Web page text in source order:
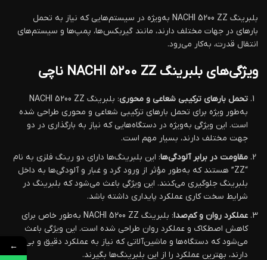
بلبرینگ NACHI 5200 ZZ به‌ویژه در سیستم‌هایی که نیاز به تحمل
بارهای در جهات مختلف دارند، مانند گیربکس‌ها، پمپ‌ها و سیستم‌های
انتقال قدرت، به‌کار می‌رود.
ویژگی‌های بلبرینگ NACHI 5200 ZZ ناچی
تحمل بارهای ترکیبی شعاعی و محوری
: بلبرینگ NACHI 5200 ZZ
به‌طور ویژه برای تحمل بارهای ترکیبی شعاعی و محوری طراحی شده
است. این ویژگی به‌ویژه در دستگاه‌هایی که نیاز به بارگذاری در دو
جهت مختلف دارند، بسیار مهم است.
مقاومت در برابر آلودگی‌ها: این بلبرینگ‌ها دارای دو رینگ فلزی به نام
“ZZ” هستند که به‌طور مؤثر از ورود گرد و غبار و آلودگی‌ها به داخل
بلبرینگ جلوگیری می‌کنند. این ویژگی باعث می‌شود که بلبرینگ در
شرایط سخت کاری عملکرد پایداری داشته باشد.
عملکرد روان و کم‌صدا
: بلبرینگ NACHI 5200 ZZ به‌طور خاص برای
کاهش اصطکاک و عملکرد روان طراحی شده است. این ویژگی باعث
می‌شود که دستگاه‌ها و ماشین‌آلاتی که نیاز به عملکرد دقیق و بی‌صدا
دارند، بهترین عملکرد را از این بلبرینگ‌ها بگیرند.
←